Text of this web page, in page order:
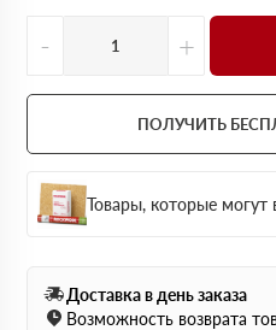
- +
ПОЛУЧИТЬ
Товары, которые могут
Доставка в день заказа
Возможность возврата